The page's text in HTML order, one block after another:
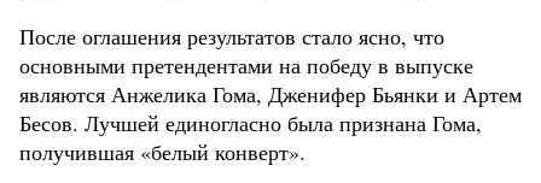
После оглашения результатов стало ясно, что
основными претендентами на победу в выпуске
являются Анжелика Гома, Дженифер Бьянки и Артем
Бесов. Лучшей единогласно была признана Гома,
получившая «белый конверт».